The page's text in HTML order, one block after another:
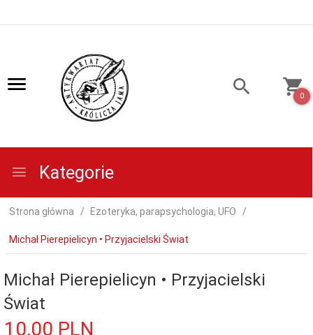
0
Kategorie
Strona główna Ezoteryka, parapsychologia, UFO
Michał Pierepielicyn • Przyjacielski Świat
Michał Pierepielicyn • Przyjacielski
Świat
10,00 PLN